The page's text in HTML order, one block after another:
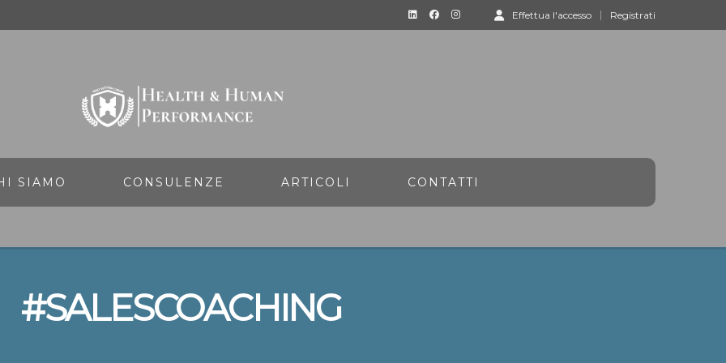
Effettua l'accesso Registrati
SIAMO CONSULENZE ARTICOLI CONTATTI
#SALESCOACHING